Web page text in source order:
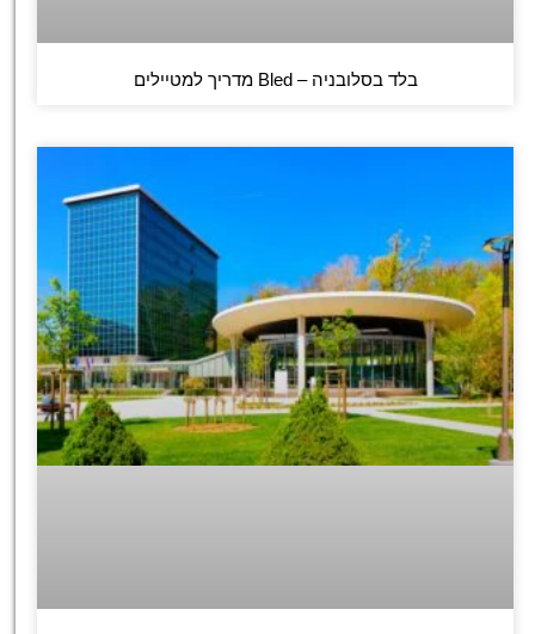
בלד בסלובניה – Bled מדריך למטיילים